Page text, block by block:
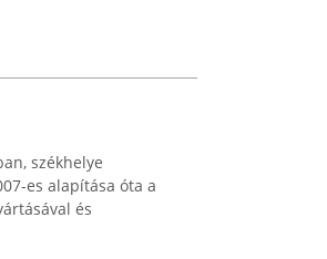
székhelye
es alapítása óta a
és